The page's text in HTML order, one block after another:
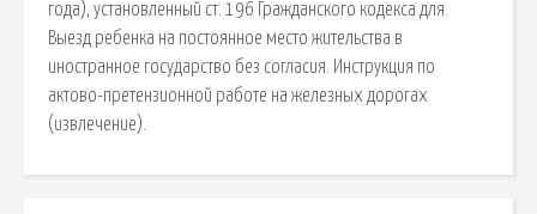
года), установленный ст. 196 Гражданского кодекса для.
Выезд ребенка на постоянное место жительства в
иностранное государство без согласия. Инструкция по
актово-претензионной работе на железных дорогах
(извлечение).